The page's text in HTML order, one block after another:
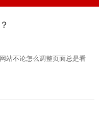
站不论怎么调整页面总是看